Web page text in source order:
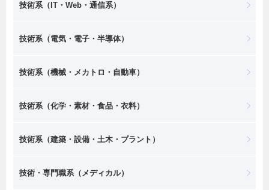
技術系（IT・Web・通信系）
技術系（電気・電子・半導体）
技術系（機械・メカトロ・自動車）
技術系（化学・素材・食品・衣料）
技術系（建築・設備・土木・プラント）
技術・専門職系（メディカル）